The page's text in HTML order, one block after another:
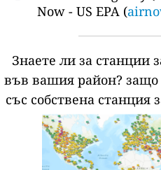
Now - US EPA (
Знаете ли за станции
във вашия район? защо
със собствена станция